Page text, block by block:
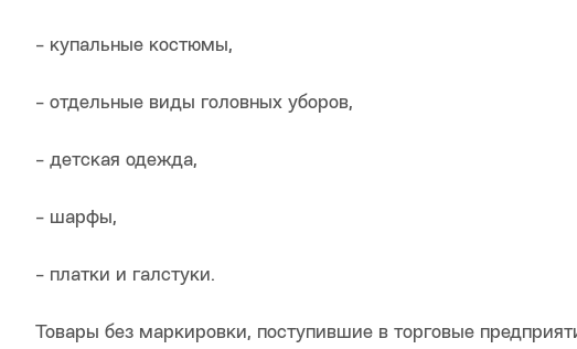
- купальные костюмы,
- отдельные виды головных уборов,
- детская одежда,
- шарфы,
- платки и галстуки.
Товары без маркировки, поступившие в торговые